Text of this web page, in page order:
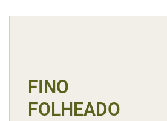
FINO
FOLHEADO